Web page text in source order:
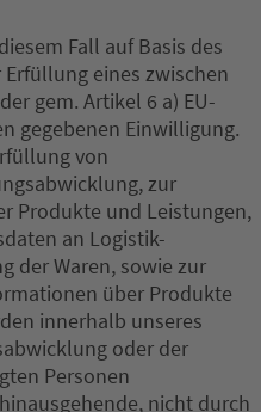
Fall auf Basis des
Erfüllung eines zwischen
gem. Artikel 6 a) EU-
gegebenen Einwilligung.
von
zur
Produkte und Leistungen,
an Logistik-
der Waren, sowie zur
über Produkte
innerhalb unseres
oder der
Personen
nicht durch